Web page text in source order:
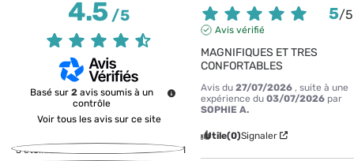
4.5/5
Basé sur 2 avis soumis à un
contrôle
Voir tous les avis sur ce site
5étoiles
1
5/5
Avis vérifié
MAGNIFIQUES ET TRES
CONFORTABLES
Avis du27/07/2026 , suite à une
expérience du03/07/2026 par
SOPHIE A.
Utile(0)Signaler